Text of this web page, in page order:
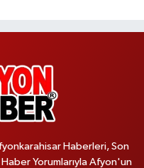
Haberleri, Son
Yorumlarıyla Afyon'un